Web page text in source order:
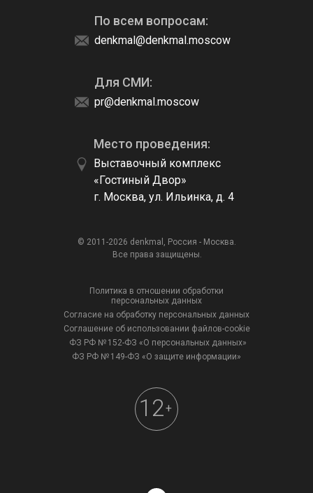
pr@denkmal.moscow
Для СМИ:
denkmal@denkmal.moscow
По всем вопросам:
Выставочный комплекс
«Гостиный Двор»
г. Москва, ул. Ильинка, д. 4
Место проведения:
© 2011-2026 denkmal, Россия - Москва.
Все права защищены.
12+
Политика в отношении обработки
персональных данных
Согласие на обработку персональных данных
Соглашение об использовании файлов-cookie
ФЗ РФ № 152-ФЗ «О персональных данных»
ФЗ РФ № 149-ФЗ «О защите информации»